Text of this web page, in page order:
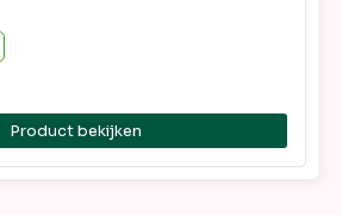
Product bekijken